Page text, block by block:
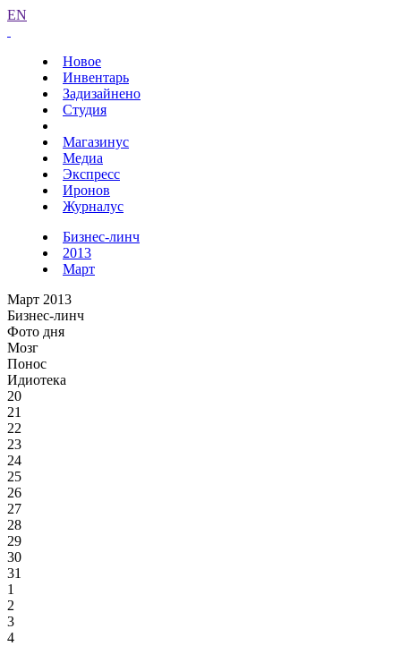
EN
Новое
Инвентарь
Задизайнено
Студия
Магазинус
Медиа
Экспресс
Иронов
Журналус
Бизнес-линч
2013
Март
Март 2013
Бизнес-линч
Фото дня
Мозг
Понос
Идиотека
20
21
22
23
24
25
26
27
28
29
30
31
1
2
3
4